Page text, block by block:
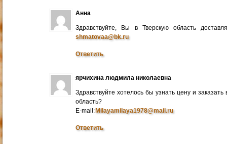
Анна
Здравствуйте, Вы в Тверскую область
shmatovaa@bk.ru
Ответить
ярчихина людмила николаевна
Здравствуйте хотелось бы узнать цену и
область?
E-mail:Milayamilaya1978@mail.ru
Ответить